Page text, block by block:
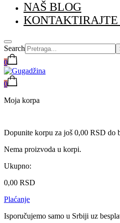
NAŠ BLOG
KONTAKTIRAJTE
Search
0
0
Moja korpa
Dopunite korpu za još 0,00 RSD do
Nema proizvoda u korpi.
Ukupno:
0,00 RSD
Plaćanje
Isporučujemo samo u Srbiji uz